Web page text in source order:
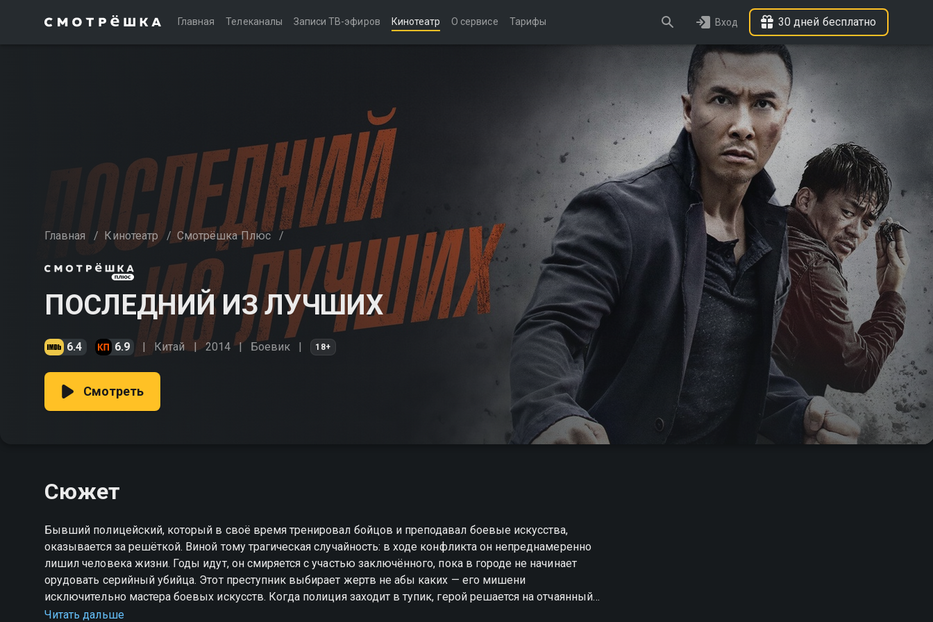
Главная Телеканалы Записи ТВ-эфиров Кинотеатр О сервисе Тарифы Вход 30 дней бесплатно
Главная / Кинотеатр / Смотрёшка Плюс /
ПОСЛЕДНИЙ ИЗ ЛУЧШИХ
6.4 6.9 Китай 2014 Боевик 18+
Смотреть
Сюжет
Бывший полицейский, который в своё время тренировал бойцов и преподавал боевые искусства,
оказывается за решёткой. Виной тому трагическая случайность: в ходе конфликта он непреднамеренно
лишил человека жизни. Годы идут, он смиряется с участью заключённого, пока в городе не начинает
орудовать серийный убийца. Этот преступник выбирает жертв не абы каких — его мишени
исключительно мастера боевых искусств. Когда полиция заходит в тупик, герой решается на отчаянный
шаг: он предлагает своё содействие в расследовании. Условие одно — после поимки маньяка его
Читать дальше